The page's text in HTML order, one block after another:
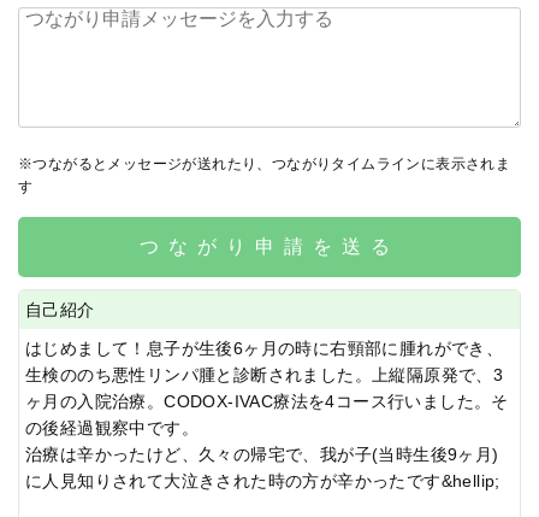
※つながるとメッセージが送れたり、つながりタイムラインに表示されま
す
つながり申請を送る
自己紹介
はじめまして！息子が生後6ヶ月の時に右頸部に腫れができ、
生検ののち悪性リンパ腫と診断されました。上縦隔原発で、3
ヶ月の入院治療。CODOX-IVAC療法を4コース行いました。そ
の後経過観察中です。
治療は辛かったけど、久々の帰宅で、我が子(当時生後9ヶ月)
に人見知りされて大泣きされた時の方が辛かったです&hellip;